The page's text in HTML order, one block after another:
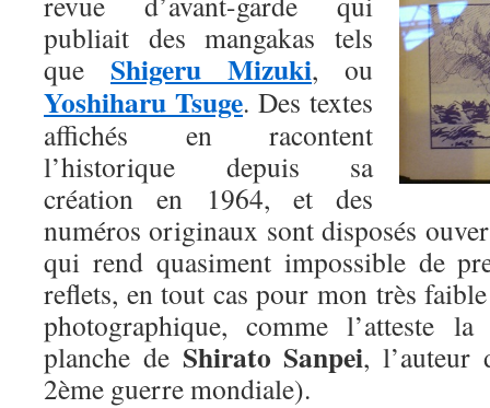
publiait des mangakas tels
que Shigeru Mizuki, ou
Yoshiharu Tsuge. Des textes
affichés en racontent
l’historique depuis sa
création en 1964, et des
numéros originaux sont disposés
qui rend quasiment impossible de
reflets, en tout cas pour mon très
photographique, comme l’atteste
planche de Shirato Sanpei, l’auteur
2ème guerre mondiale).